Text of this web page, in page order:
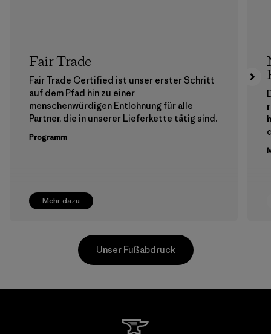
Mehr dazu
Fair Trade
Fair Trade Certified ist unser erster Schritt
auf dem Pfad hin zu einer
menschenwürdigen Entlohnung für alle
Partner, die in unserer Lieferkette tätig sind.
Programm
Unser Fußabdruck